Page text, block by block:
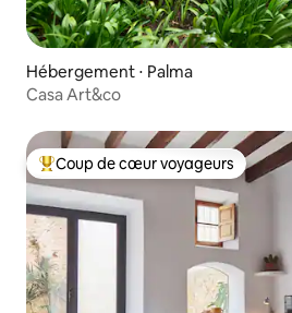
Hébergement ⋅ Palma
Casa Art&co
Coups de cœur voyageurs les plus
Coup de cœur voyageurs